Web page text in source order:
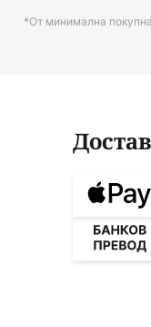
*От минимална